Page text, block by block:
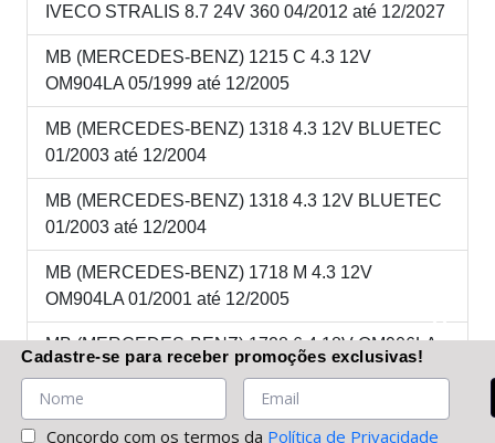
IVECO STRALIS 8.7 24V 360 04/2012 até 12/2027
MB (MERCEDES-BENZ) 1215 C 4.3 12V
OM904LA 05/1999 até 12/2005
MB (MERCEDES-BENZ) 1318 4.3 12V BLUETEC
01/2003 até 12/2004
MB (MERCEDES-BENZ) 1318 4.3 12V BLUETEC
01/2003 até 12/2004
MB (MERCEDES-BENZ) 1718 M 4.3 12V
OM904LA 01/2001 até 12/2005
MB (MERCEDES-BENZ) 1728 6.4 18V OM906LA
04/2003 até 01/2006
MB (MERCEDES-BENZ) 2423K 6.4 18V OM906LA
Cadastre-se para receber promoções exclusivas!
Concordo com os termos da Política de Privacidade